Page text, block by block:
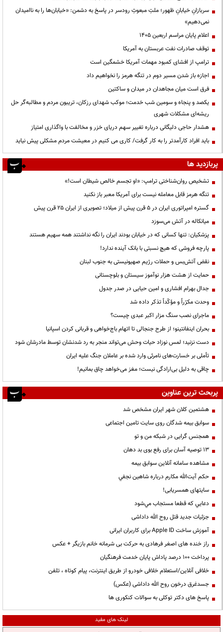
سربازانِ خیابانِ ظهور؛ ملتِ مبعوثِ رودسر در پاسخ به دشمن: «خیابان‌ها را به ناامیدان
نمی‌دهیم»
اعلام پایان مراسم اربعین ۱۴۰۵
توقف صادرات نفت عربستان به آمریکا
ترامپ از افشای کمبود مهمات آمریکا خشمگین است
اجازه باز شدن مسیر دوم در تنگه هرمز را نخواهیم داد
فرق است میان مجاهدان در میدان و ساکتین
یکصد و پنجاه و سومین شب خدمت؛ موکب شهدای رزکان، تریبون مردم و مطالبه‌گر حل
ریشه‌ای مشکلات شهری
هشدار حاجی دلیگانی درباره تغییر سهم دریای خزر و مخالفت با واگذاری امتیاز
باید افراد کارآمدتر را به کار گرفت/ کاری می کنیم در معیشت مردم مشکلی پیش نیاید
پربازدید ها
تشخیص روان‌شناختی ترامپ: «او تجسم خالص شیطان است!»
تنگه هرمز قابل معامله نیست برای آمریکا معبر باز نکنید
گستره امپراتوری ایران در ۵ قرن پیش از میلاد؛ تصویری از ایران ۲۵ قرن پیش
میانکاله در آتش می‌سوزد
پزشکیان: تنها کسانی که در خیابان بودند ایران را نگه نداشتند همه سهیم هستند
پارچه فروشی که هیچ نسبتی با بانک آینده ندارد!
نقض آتش‌بس و حملات رژیم صهیونیستی به جنوب لبنان
حمایت از هشت هزار نوآموز سیستان و بلوچستانی
جدال بهرام افشاری و امین حیایی در صدر جدول
وحدت مکرّراً و مؤکّداً تذکر داده شد
ماجرای نصب سنگ مزار اکبر عبدی چیست؟
بحران اینفانتینو؛ از طرح جنجالی تا اتهام باج‌خواهی و قربانی کردن اسپانیا
دست نزنید؛ لمس نوزاد حیات وحش می‌تواند منجر به رد شدنشان توسط مادرشان شود
تأملی بر خسارت‌های نامرئی وارد شده بر عاملان جنگ علیه ایران
چاقی به دلیل بی‌ارادگی نیست؛ مغز می‌خواهد چاق بمانیم!
پربحث ترین عناوین
هشتمین کلان شهر ایران مشخص شد
سوابق بیمه شدگان روی سایت تامین اجتماعی
همجنس گرایی در شبکه من و تو
13 توصیه آسان برای رفع بوی بد دهان
مشاهده سامانه آنلاين سوابق بیمه
حكم آيت‌الله مكارم درباره شاهين نجفي
سایتهای همسریابی!
دعايي كه قطعا مستجاب مي‌شود
جزئیات جدید قتل روح الله داداشی
آموزش ساخت Apple ID برای کاربران ایرانی
راز خنده های اصغر فرهادی به حرکت بی شرمانه خانم بازیگر + عکس
پرداخت ۱۰۰ درصد پاداش پایان خدمت فرهنگیان
خلافی آنلاین/استعلام خلافی خودرو از طریق اینترنت، پیام کوتاه ، تلفن
جسدغرق درخون روح الله داداشی (عکس)
پاسخ های دکتر توکلی به سوالات کنکوری ها
لینک های مفید